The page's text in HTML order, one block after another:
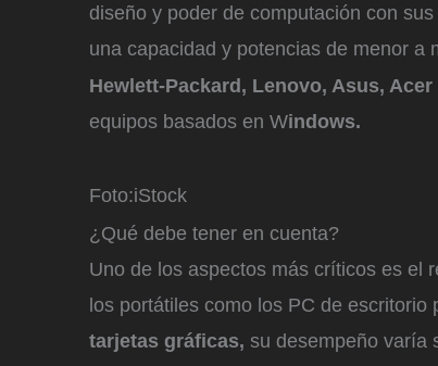
diseño y poder de computación con
una capacidad y potencias de menor a
Hewlett-Packard, Lenovo, Asus, Acer
equipos basados en Windows.
Foto:iStock
¿Qué debe tener en cuenta?
Uno de los aspectos más críticos es el
los portátiles como los PC de escritorio
tarjetas gráficas, su desempeño varía